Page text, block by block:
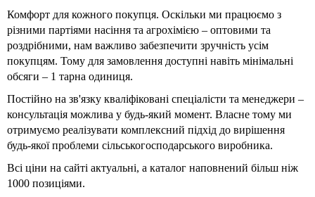
Комфорт для кожного покупця. Оскільки ми працюємо з
різними партіями насіння та агрохімією – оптовими та
роздрібними, нам важливо забезпечити зручність усім
покупцям. Тому для замовлення доступні навіть мінімальні
обсяги – 1 тарна одиниця.
Постійно на зв'язку кваліфіковані спеціалісти та менеджери –
консультація можлива у будь-який момент. Власне тому ми
отримуємо реалізувати комплексний підхід до вирішення
будь-якої проблеми сільськогосподарського виробника.
Всі ціни на сайті актуальні, а каталог наповнений більш ніж
1000 позиціями.